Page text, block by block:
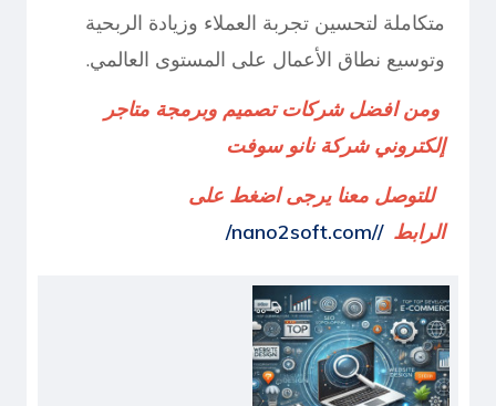
متكاملة لتحسين تجربة العملاء وزيادة الربحية
وتوسيع نطاق الأعمال على المستوى العالمي.
ومن افضل شركات تصميم وبرمجة متاجر
إلكتروني شركة نانو سوفت
للتوصل معنا يرجى اضغط على
الرابط //nano2soft.com/